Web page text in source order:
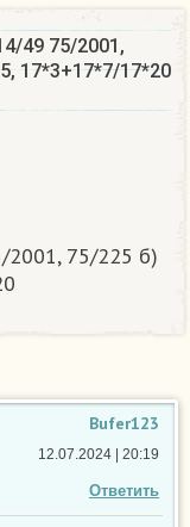
49 75/2001,
17*3+17*7/17*20​
2001, 75/225 б)
Bufer123
Ответить
12.07.2024 | 20:19